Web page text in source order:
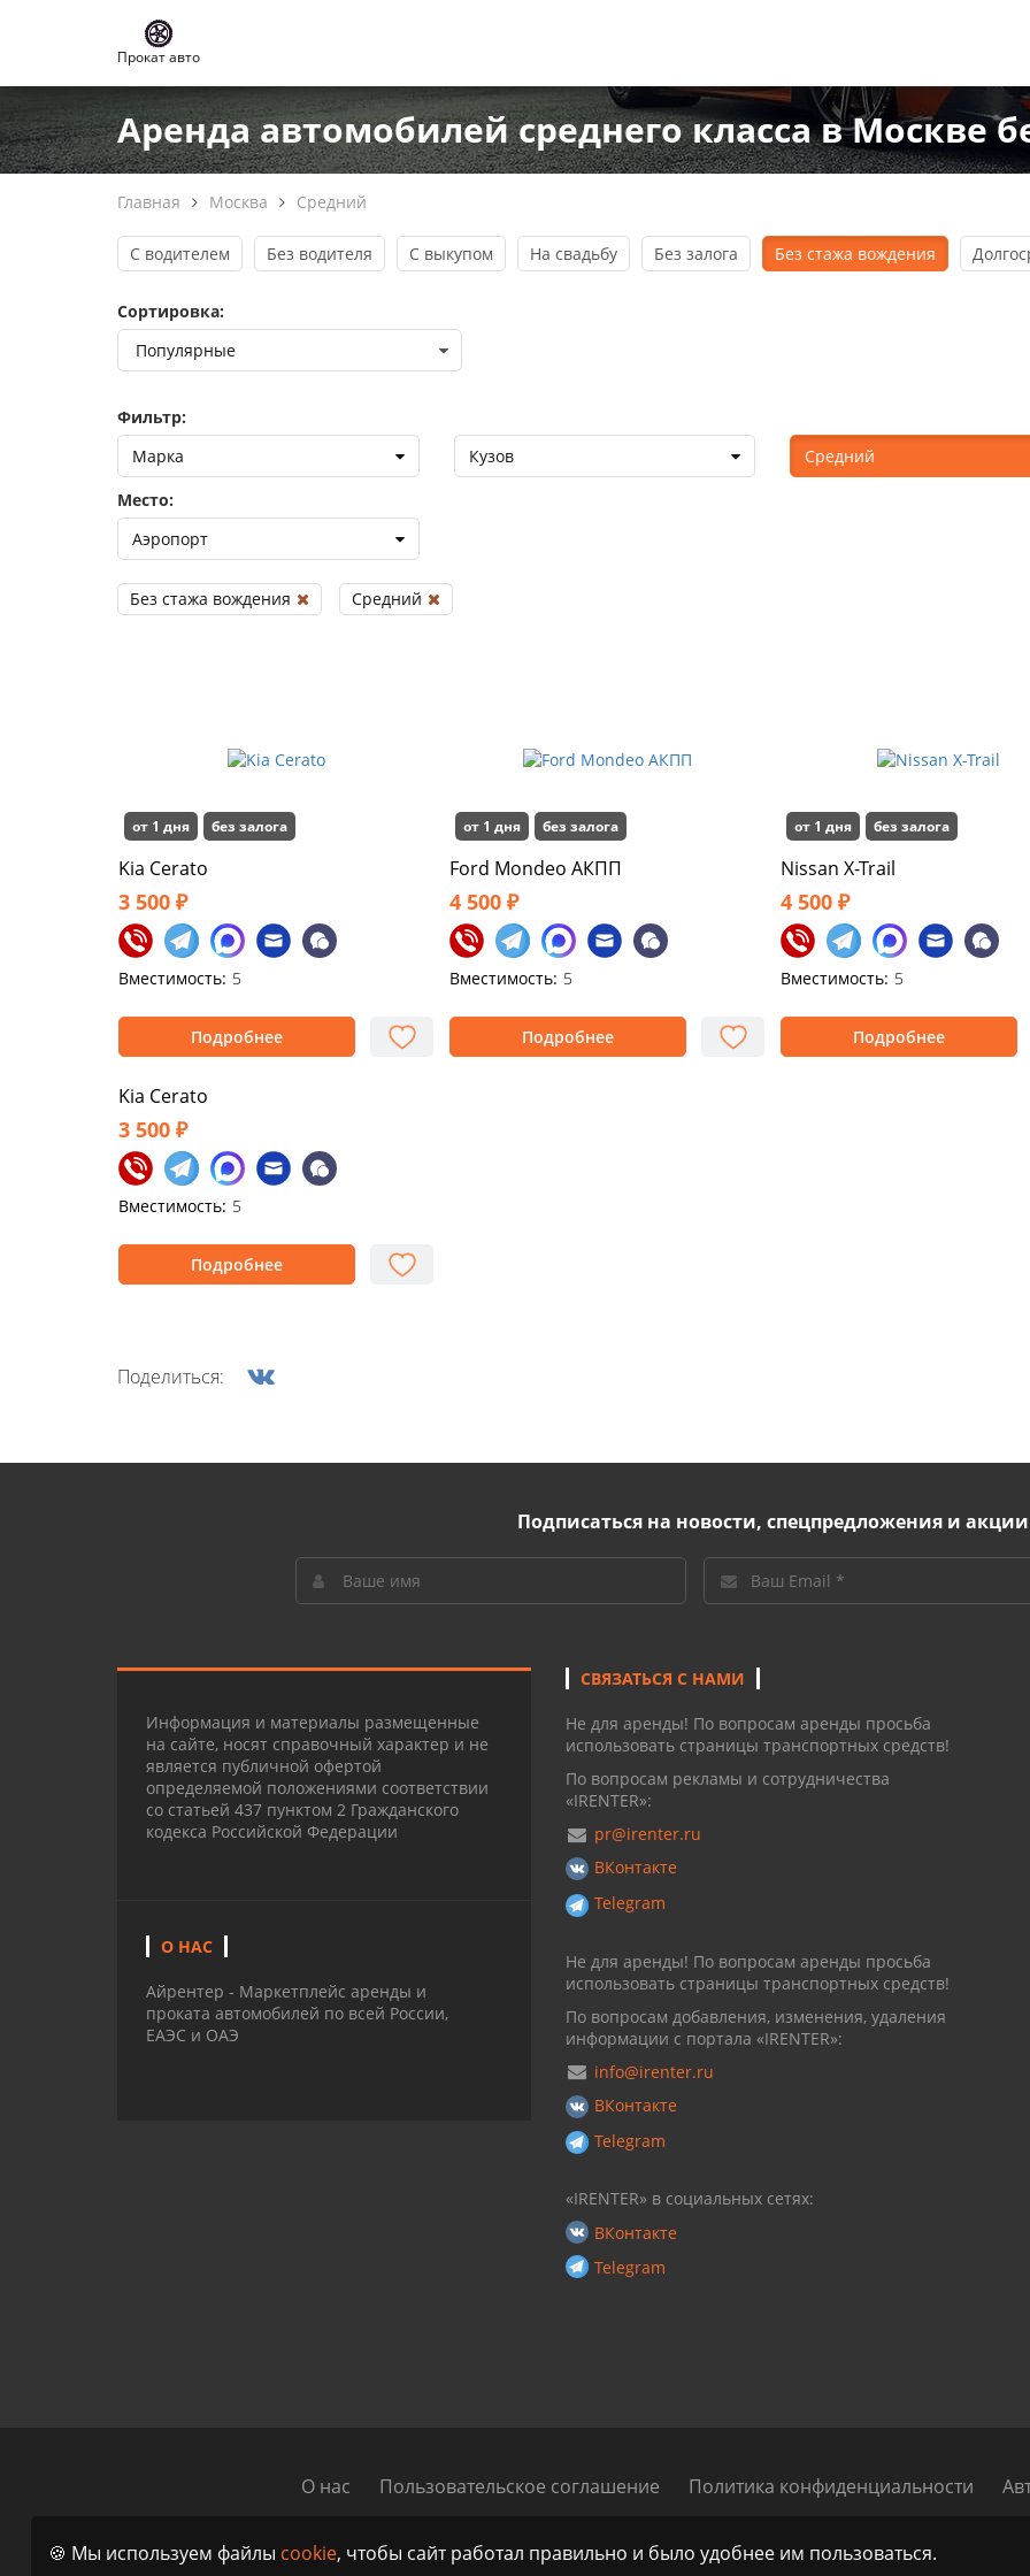
Прокат авто
Аренда автомобилей среднего класса в Москве
Главная Москва Средний
от 1 дня без залога
Kia Cerato
3 500 ₽
Вместимость: 5
Подробнее
от 1 дня без залога
Ford Mondeo АКПП
4 500 ₽
Вместимость: 5
Подробнее
от 1 дня без залога
Nissan X-Trail
4 500 ₽
Вместимость: 5
Подробнее
Kia Cerato
3 500 ₽
Вместимость: 5
Подробнее
Поделиться:
С водителем Без водителя С выкупом На свадьбу Без залога Без стажа вождения
Сортировка:
Фильтр:
Марка
Кузов Средний
Место:
Аэропорт
Без стажа вождения Средний
Подписаться на новости, спецпредложения и акции
Информация и материалы размещенные
на сайте, носят справочный характер и не
является публичной офертой
определяемой положениями соответствии
со статьей 437 пунктом 2 Гражданского
кодекса Российской Федерации
О НАС
Айрентер - Маркетплейс аренды и
проката автомобилей по всей России,
ЕАЭС и ОАЭ
СВЯЗАТЬСЯ С НАМИ
Не для аренды! По вопросам аренды просьба
использовать страницы транспортных средств!
По вопросам рекламы и сотрудничества
«IRENTER»:
pr@irenter.ru
ВКонтакте
Telegram
Не для аренды! По вопросам аренды просьба
использовать страницы транспортных средств!
По вопросам добавления, изменения, удаления
информации с портала «IRENTER»:
info@irenter.ru
ВКонтакте
Telegram
«IRENTER» в социальных сетях:
ВКонтакте
Telegram
О нас Пользовательское соглашение Политика конфиденциальности
© 2023 - 2026 IRenter - Маркетплейс аренды и проката автомобилей по всей
🍪 Мы используем файлы cookie, чтобы сайт работал правильно и было удобнее им пользоваться.